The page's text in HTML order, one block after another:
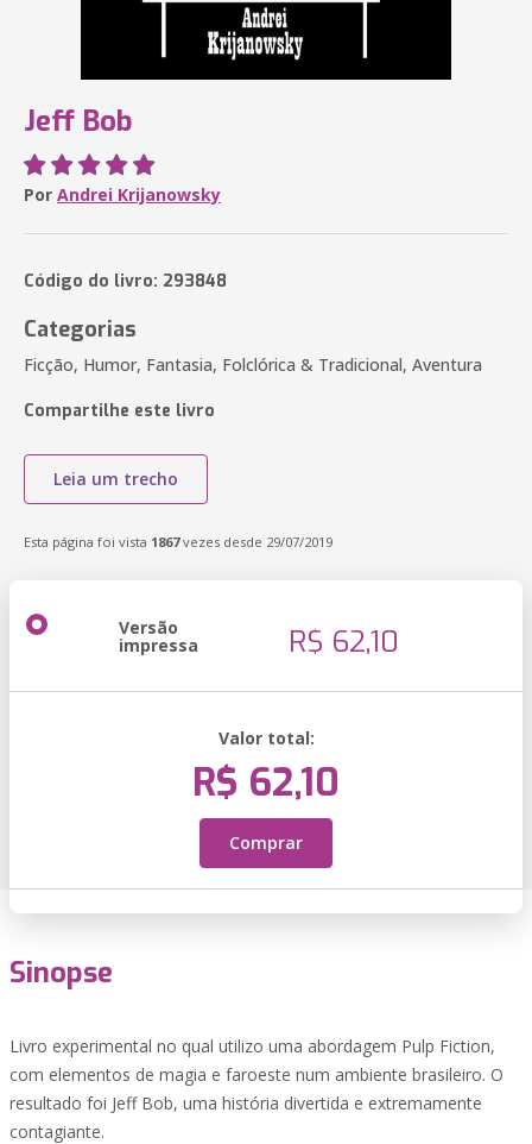
Jeff Bob
Por Andrei Krijanowsky
Código do livro: 293848
Categorias
Ficção, Humor, Fantasia, Folclórica & Tradicional, Aventura
Compartilhe este livro
Leia um trecho
Esta página foi vista 1867vezes desde 29/07/2019
Versão
impressa R$ 62,10
Valor total:
R$ 62,10
Comprar
Sinopse
Livro experimental no qual utilizo uma abordagem Pulp Fiction,
com elementos de magia e faroeste num ambiente brasileiro. O
resultado foi Jeff Bob, uma história divertida e extremamente
contagiante.